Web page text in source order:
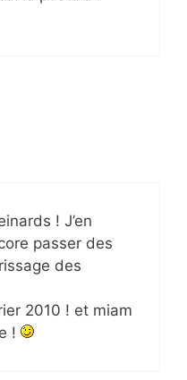
! J’en
passer des
des
2010 ! et miam
!